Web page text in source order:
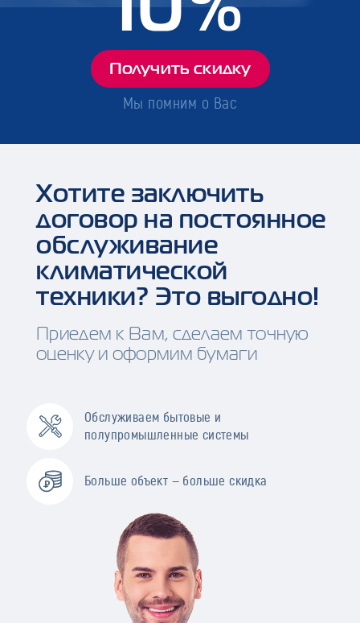
Мы помним о Вас
Получить скидку
Хотите заключить
договор на постоянное
обслуживание
климатической
техники? Это выгодно!
Приедем к Вам, сделаем точную
оценку и оформим бумаги
Обслуживаем бытовые и
полупромышленные системы
Больше объект — больше скидка